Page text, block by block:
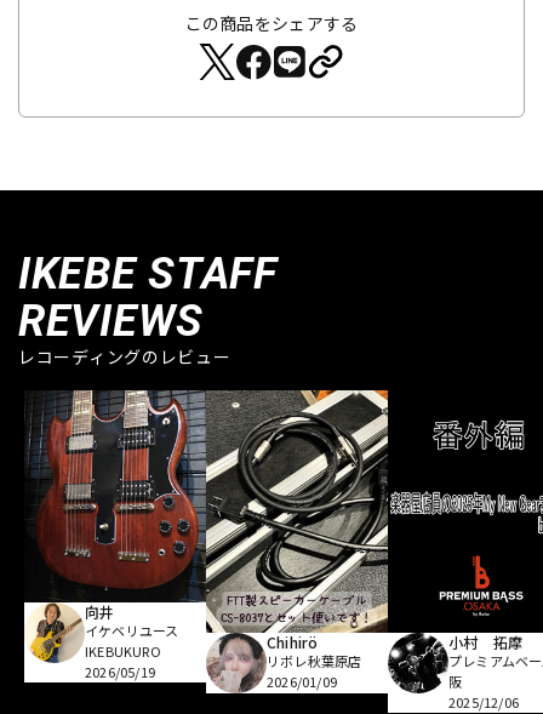
この商品をシェアする
IKEBE STAFF
REVIEWS
レコーディングのレビュー
向井
イケベリユース
IKEBUKURO
2026/05/19
Chihirö
リボレ秋葉原店
2026/01/09
小村 拓摩
プレミアムベ
阪
2025/12/06